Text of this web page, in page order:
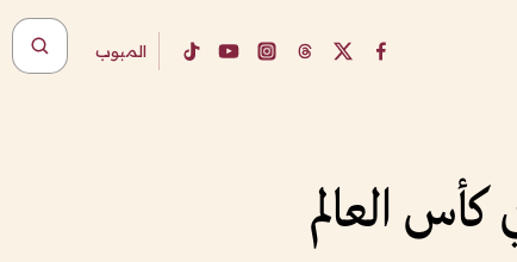
المبوب
كأس العالم